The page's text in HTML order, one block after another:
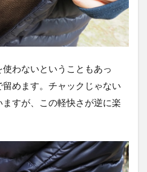
わないということもあっ
留めます。チャックじゃない
すが、この軽快さが逆に楽